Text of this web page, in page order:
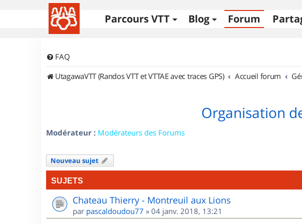
Parcours VTT Blog Forum
FAQ
UtagawaVTT (Randos VTT et VTTAE avec traces GPS)
Accueil forum
Organisation
Modérateur : Modérateurs des Forums
Nouveau sujet
SUJETS
Chateau Thierry - Montreuil aux Lions
par pascaldoudou77 » 04 janv. 2018, 13:21